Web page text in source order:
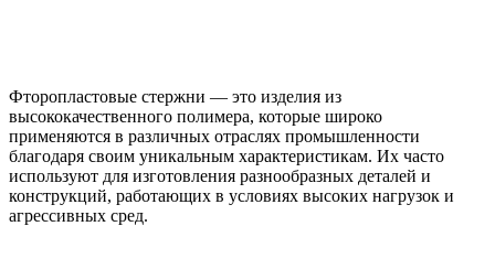
Фторопластовые стержни — это изделия из
высококачественного полимера, которые широко
применяются в различных отраслях промышленности
благодаря своим уникальным характеристикам. Их часто
используют для изготовления разнообразных деталей и
конструкций, работающих в условиях высоких нагрузок и
агрессивных сред.